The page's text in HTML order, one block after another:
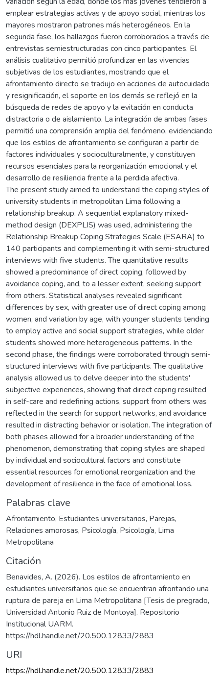
emplear estrategias activas y de apoyo social, mientras los
mayores mostraron patrones más heterogéneos. En la
segunda fase, los hallazgos fueron corroborados a través de
entrevistas semiestructuradas con cinco participantes. El
análisis cualitativo permitió profundizar en las vivencias
subjetivas de los estudiantes, mostrando que el
afrontamiento directo se tradujo en acciones de autocuidado
y resignificación, el soporte en los demás se reflejó en la
búsqueda de redes de apoyo y la evitación en conducta
distractoria o de aislamiento. La integración de ambas fases
permitió una comprensión amplia del fenómeno, evidenciando
que los estilos de afrontamiento se configuran a partir de
factores individuales y socioculturalmente, y constituyen
recursos esenciales para la reorganización emocional y el
desarrollo de resiliencia frente a la perdida afectiva.
The present study aimed to understand the coping styles of
university students in metropolitan Lima following a
relationship breakup. A sequential explanatory mixed-
method design (DEXPLIS) was used, administering the
Relationship Breakup Coping Strategies Scale (ESARA) to
140 participants and complementing it with semi-structured
interviews with five students. The quantitative results
showed a predominance of direct coping, followed by
avoidance coping, and, to a lesser extent, seeking support
from others. Statistical analyses revealed significant
differences by sex, with greater use of direct coping among
women, and variation by age, with younger students tending
to employ active and social support strategies, while older
students showed more heterogeneous patterns. In the
second phase, the findings were corroborated through semi-
structured interviews with five participants. The qualitative
analysis allowed us to delve deeper into the students'
subjective experiences, showing that direct coping resulted
in self-care and redefining actions, support from others was
reflected in the search for support networks, and avoidance
resulted in distracting behavior or isolation. The integration of
both phases allowed for a broader understanding of the
phenomenon, demonstrating that coping styles are shaped
by individual and sociocultural factors and constitute
essential resources for emotional reorganization and the
development of resilience in the face of emotional loss.
Palabras clave
Afrontamiento, Estudiantes universitarios, Parejas,
Relaciones amorosas, Psicología, Psicología, Lima
Metropolitana
Citación
Benavides, A. (2026). Los estilos de afrontamiento en
estudiantes universitarios que se encuentran afrontando una
ruptura de pareja en Lima Metropolitana [Tesis de pregrado,
Universidad Antonio Ruiz de Montoya]. Repositorio
Institucional UARM.
https://hdl.handle.net/20.500.12833/2883
URI
https://hdl.handle.net/20.500.12833/2883